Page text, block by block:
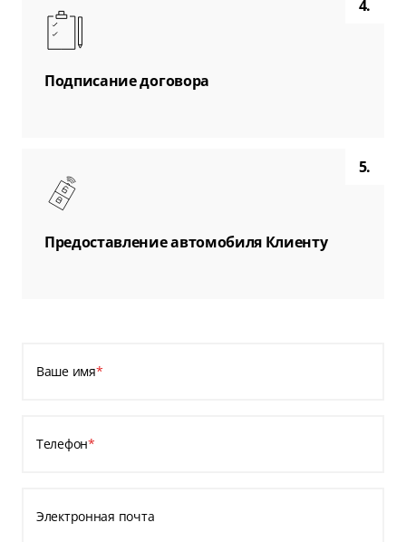
4.
Подписание договора
5.
Предоставление автомобиля Клиенту
Ваше имя*
Телефон*
Электронная почта